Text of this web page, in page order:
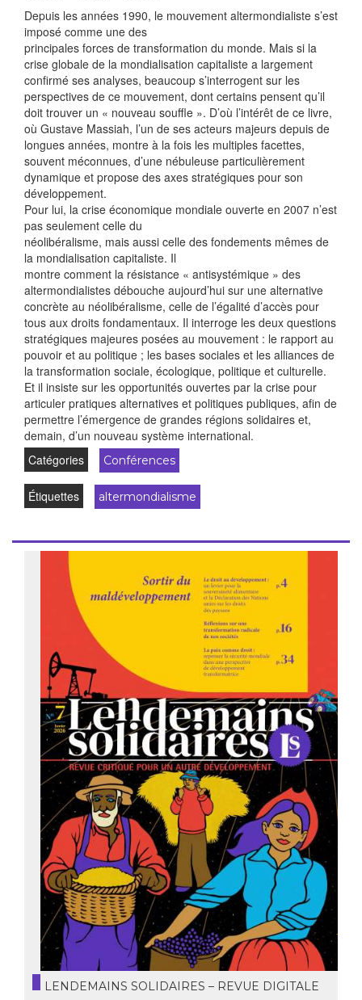
Depuis les années 1990, le mouvement altermondialiste s’est
imposé comme une des
principales forces de transformation du monde. Mais si la
crise globale de la mondialisation capitaliste a largement
confirmé ses analyses, beaucoup s’interrogent sur les
perspectives de ce mouvement, dont certains pensent qu’il
doit trouver un « nouveau souffle ». D’où l’intérêt de ce livre,
où Gustave Massiah, l’un de ses acteurs majeurs depuis de
longues années, montre à la fois les multiples facettes,
souvent méconnues, d’une nébuleuse particulièrement
dynamique et propose des axes stratégiques pour son
développement.
Pour lui, la crise économique mondiale ouverte en 2007 n’est
pas seulement celle du
néolibéralisme, mais aussi celle des fondements mêmes de
la mondialisation capitaliste. Il
montre comment la résistance « antisystémique » des
altermondialistes débouche aujourd’hui sur une alternative
concrète au néolibéralisme, celle de l’égalité d’accès pour
tous aux droits fondamentaux. Il interroge les deux questions
stratégiques majeures posées au mouvement : le rapport au
pouvoir et au politique ; les bases sociales et les alliances de
la transformation sociale, écologique, politique et culturelle.
Et il insiste sur les opportunités ouvertes par la crise pour
articuler pratiques alternatives et politiques publiques, afin de
permettre l’émergence de grandes régions solidaires et,
demain, d’un nouveau système international.
Catégories
Conférences
Étiquettes altermondialisme
LENDEMAINS SOLIDAIRES – REVUE DIGITALE